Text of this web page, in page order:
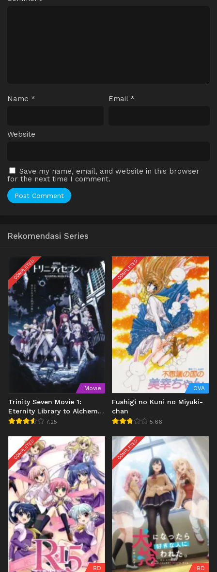
Name * Email *
Website
Save my name, email, and website in this browser
for the next time I comment.
Rekomendasi Series
COMPLETED
Movie
Trinity Seven Movie 1:
Eternity Library to Alchemic
Girl
7.25
COMPLETED
OVA
Fushigi no Kuni no Miyuki-
chan
5.66
COMPLETED
BD
COMPLETED
BD